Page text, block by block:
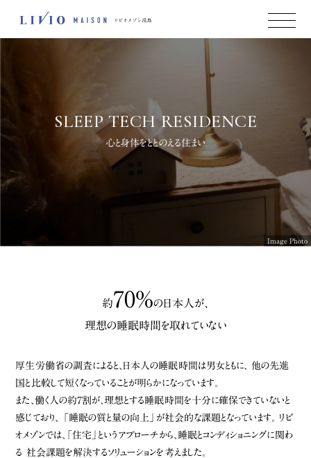
SLEEP TECH RESIDENCE
心と身体をととのえる住まい
Image Photo
約70%の日本人が、
理想の睡眠時間を取れていない
厚生労働省の調査によると、日本人の睡眠時間は男女ともに、
他の先進
国と比較して短くなっていることが明らかになっています。
また、働く人の約7割が、理想とする睡眠時間を十分に確保できていないと
感じており、
「睡眠の質と量の向上」が社会的な課題となっています。 リビ
オメゾンでは、「住宅」というアプローチから、睡眠とコンディショニングに関わ
る 社会課題を解決するソリューションを考えました。